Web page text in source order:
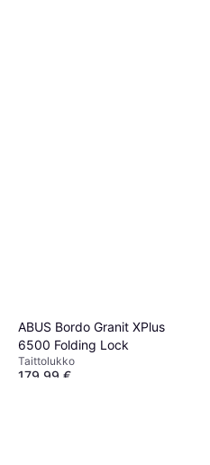
ABUS Bordo Granit XPlus
6500 Folding Lock
Taittolukko
179,99 €